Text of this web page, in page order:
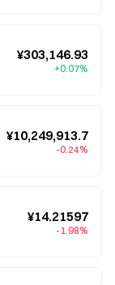
¥303,146.93
+0.07%
¥10,249,913.7
-0.24%
¥14.21597
-1.98%